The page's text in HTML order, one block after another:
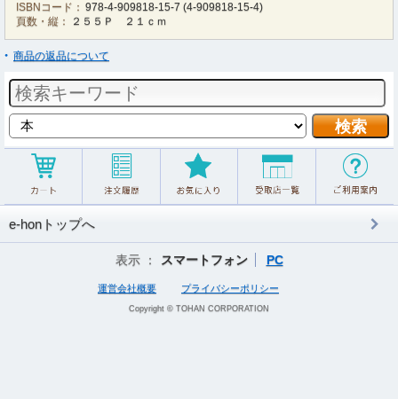
ISBNコード： 978-4-909818-15-7 (4-909818-15-4)
頁数・縦：
２５５Ｐ ２１ｃｍ
商品の返品について
e-honトップへ
表示 ： スマートフォン PC
運営会社概要 プライバシーポリシー
Copyright © TOHAN CORPORATION